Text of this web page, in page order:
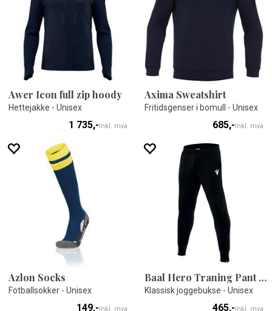
Awer Icon full zip hoody
Hettejakke - Unisex
1 735,-Inkl. mva
Axima Sweatshirt
Fritidsgenser i bomull - Unisex
685,-Inkl. mva
Azlon Socks
Fotballsokker - Unisex
149,-Inkl. mva
Baal Hero Traning Pant BLK S
Klassisk joggebukse - Unisex
465,-Inkl. mva